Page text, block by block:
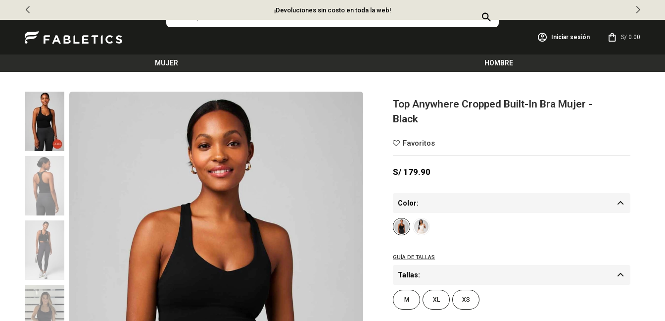
¡Devoluciones sin costo en toda la web!
MUJER HOMBRE
S/ 0.00
Top Anywhere Cropped Built-In Bra Mujer -
Black
S/ 179.90
Color:
Tallas:
M XL XS